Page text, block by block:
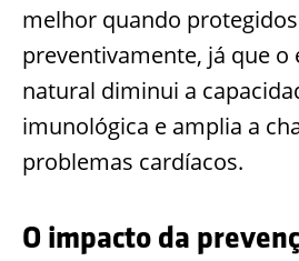
melhor quando protegidos
preventivamente, já que o
natural diminui a
imunológica e amplia a
problemas cardíacos.
O impacto da